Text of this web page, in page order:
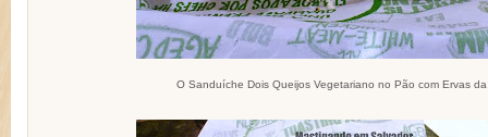
O Sanduíche Dois Queijos Vegetariano no Pão com Ervas